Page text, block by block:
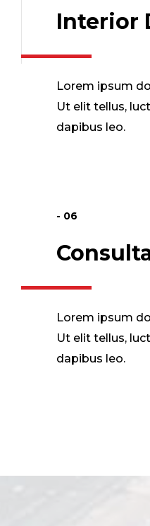
Interior
Lorem ipsum
Ut elit tellus,
dapibus leo.
- 06
Lorem ipsum
Ut elit tellus,
dapibus leo.